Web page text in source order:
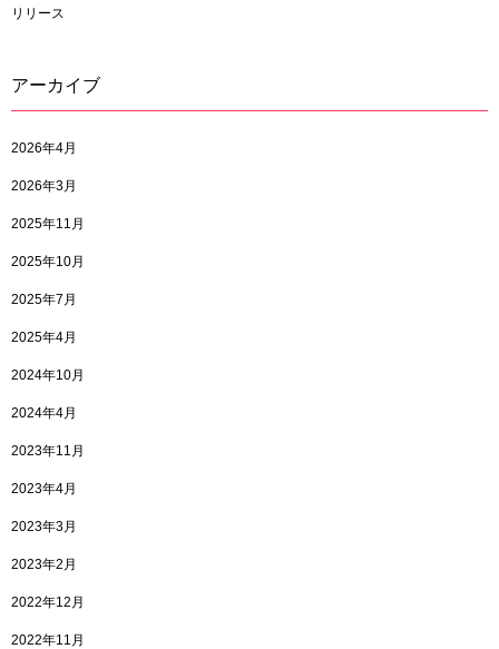
リリース
アーカイブ
2026年4月
2026年3月
2025年11月
2025年10月
2025年7月
2025年4月
2024年10月
2024年4月
2023年11月
2023年4月
2023年3月
2023年2月
2022年12月
2022年11月